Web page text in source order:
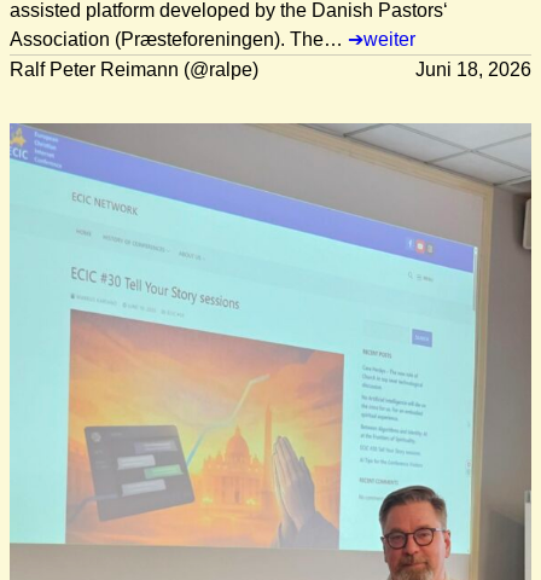
assisted platform developed by the Danish Pastors‘
Association (Præsteforeningen). The…
weiter
Ralf Peter Reimann (@ralpe)
Juni 18, 2026